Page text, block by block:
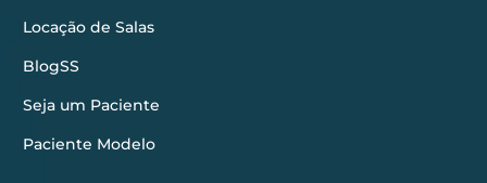
Locação de Salas
BlogSS
Seja um Paciente
Paciente Modelo